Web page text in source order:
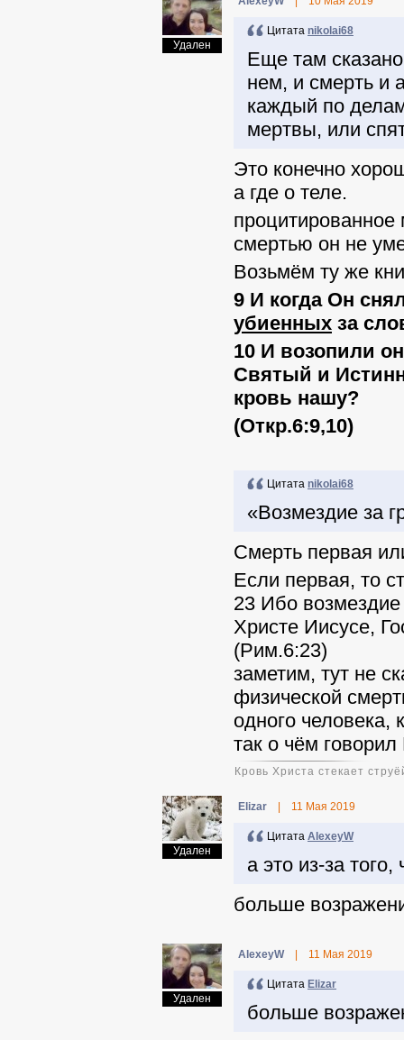
Удален
Цитата nikolai68
Еще там
нем, и смерть и
каждый по
мертвы, или
Это конечно
а где о теле.
процитированное
смертью он не
Возьмём ту же
9 И когда Он
убиенных за
10 И возопили
Святый и
кровь нашу?
(Откр.6:9,10)
Цитата nikolai68
«Возмездие за
Смерть первая
Если первая, то
23 Ибо
Христе Иисусе,
(Рим.6:23)
заметим, тут не
физической
одного
так о чём
Кровь Христа стекает
Удален
Elizar 11 Мая 2019
Цитата AlexeyW
а это из-за
больше
Удален
AlexeyW 11 Мая 2019
Цитата Elizar
больше